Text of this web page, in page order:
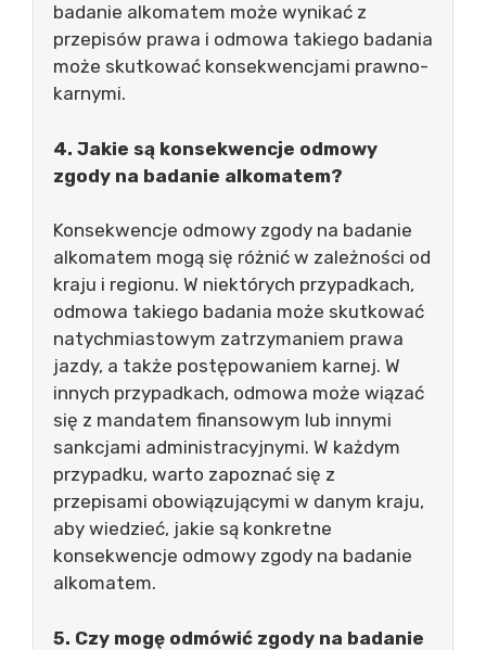
badanie alkomatem może wynikać z
przepisów prawa i odmowa takiego badania
może skutkować konsekwencjami prawno-
karnymi.
4. Jakie są konsekwencje odmowy
zgody na badanie alkomatem?
Konsekwencje odmowy zgody na badanie
alkomatem mogą się różnić w zależności od
kraju i regionu. W niektórych przypadkach,
odmowa takiego badania może skutkować
natychmiastowym zatrzymaniem prawa
jazdy, a także postępowaniem karnej. W
innych przypadkach, odmowa może wiązać
się z mandatem finansowym lub innymi
sankcjami administracyjnymi. W każdym
przypadku, warto zapoznać się z
przepisami obowiązującymi w danym kraju,
aby wiedzieć, jakie są konkretne
konsekwencje odmowy zgody na badanie
alkomatem.
5. Czy mogę odmówić zgody na badanie